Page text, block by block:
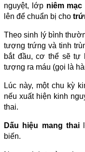
nguyệt, lớp niêm
lên để chuẩn bị cho
Theo sinh lý bình
tượng trứng và tinh
bắt đầu, cơ thể sẽ tự
tượng ra máu (gọi là
Lúc này, một chu kỳ
nếu xuất hiện kinh
thai.
Dấu hiệu mang thai
biến.